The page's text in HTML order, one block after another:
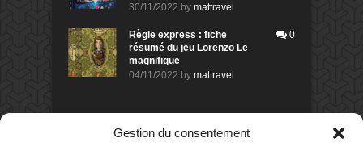
Gestion du consentement
30/11/2022 by mattravel
Règle express : fiche
résumé du jeu Lorenzo Le
magnifique
04/11/2022 by mattravel
0
DERNIERS AVIS DES MEMBRES